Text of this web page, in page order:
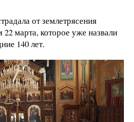
от землетрясения
марта, которое уже назвали
140 лет.